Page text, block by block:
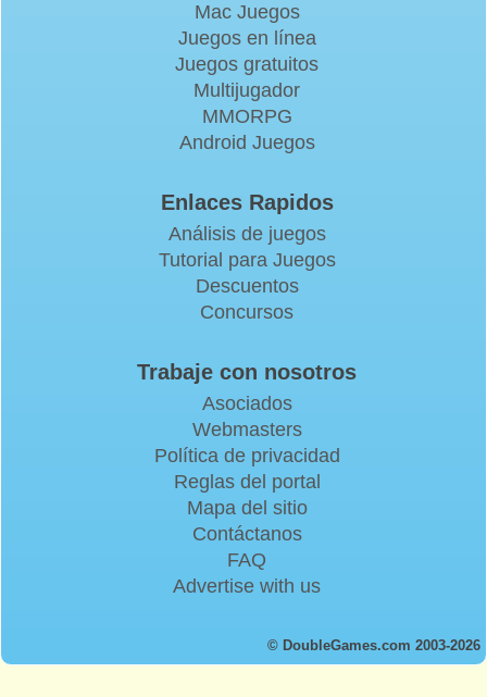
Mac Juegos
Juegos en línea
Juegos gratuitos
Multijugador
MMORPG
Android Juegos
Enlaces Rapidos
Análisis de juegos
Tutorial para Juegos
Descuentos
Concursos
Trabaje con nosotros
Asociados
Webmasters
Política de privacidad
Reglas del portal
Mapa del sitio
Contáctanos
FAQ
Advertise with us
© DoubleGames.com 2003-2026